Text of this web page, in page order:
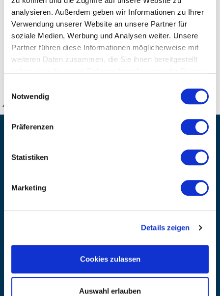
analysieren. Außerdem geben wir Informationen zu Ihrer
Verwendung unserer Website an unsere Partner für
soziale Medien, Werbung und Analysen weiter. Unsere
Partner führen diese Informationen möglicherweise mit
weiteren Daten zusammen, die Sie ihnen bereitgestellt
Notwendig
Präferenzen
Statistiken
Marketing
Details zeigen
Cookies zulassen
Auswahl erlauben
- Thrombophlebitis
- Phlebothrombose
- Primären oder sekundären Lymphödemen
KONTAKTIEREN SIE UNS
Ziegelhöhe 8, Berngau, D-92361
+49 (0) 9181/2593-0
Montag – Donnerstag: 08:00 – 17:00